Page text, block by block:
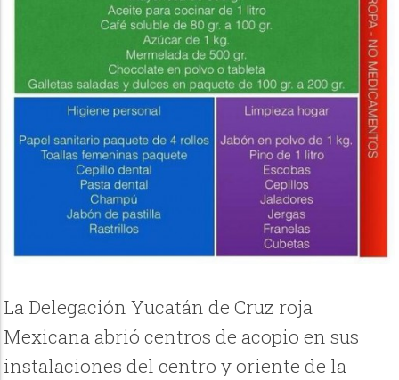
La Delegación Yucatán de Cruz roja
Mexicana abrió centros de acopio en sus
instalaciones del centro y oriente de la